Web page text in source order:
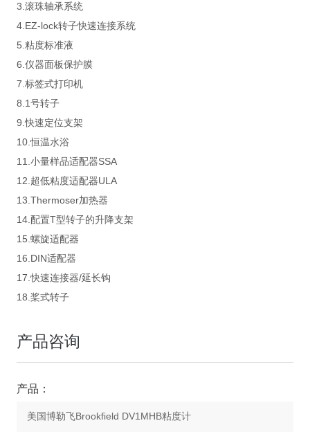
3.滚珠轴承系统
4.EZ-lock转子快速连接系统
5.粘度标准液
6.仪器面板保护膜
7.标签式打印机
8.1号转子
9.快速定位支架
10.恒温水浴
11.小量样品适配器SSA
12.超低粘度适配器ULA
13.Thermoser加热器
14.配置T型转子的升降支架
15.螺旋适配器
16.DIN适配器
17.快速连接器/延长钩
18.桨式转子
产品咨询
产品：